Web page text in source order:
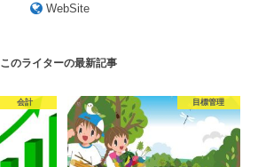
WebSite
このライターの最新記事
会計 目標管理